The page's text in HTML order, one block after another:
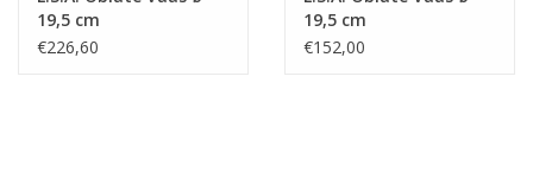
19,5 cm
€226,60
19,5 cm
€152,00